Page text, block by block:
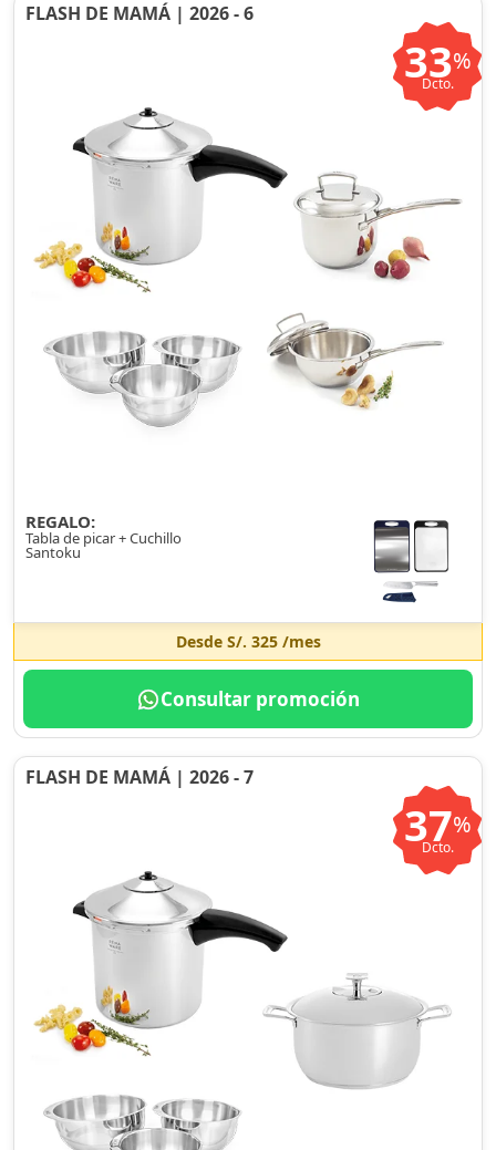
FLASH DE MAMÁ | 2026 - 6
33%
Dcto.
REGALO:
Tabla de picar + Cuchillo
Santoku
Desde S/. 325/mes
Consultar promoción
FLASH DE MAMÁ | 2026 - 7
37%
Dcto.